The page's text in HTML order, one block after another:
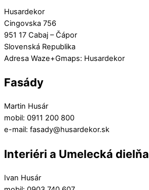
Husardekor
Cingovska 756
951 17 Cabaj – Čápor
Slovenská Republika
Adresa Waze+Gmaps: Husardekor
Fasády
Martin Husár
mobil: 0911 200 800
e-mail: fasady@husardekor.sk
Interiéri a Umelecká dielňa
Ivan Husár